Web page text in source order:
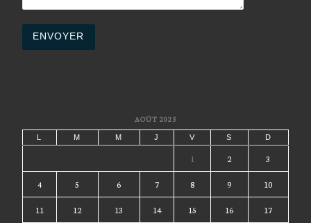
AOÛT 2025
L M M J V S D
1 2 3
4 5 6 7 8 9 10
11 12 13 14 15 16 17